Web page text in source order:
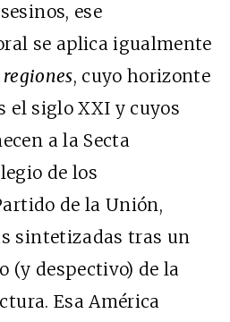
ese
se aplica igualmente
, cuyo horizonte
el siglo XXI y cuyos
a la Secta
de los
de la Unión,
sintetizadas tras un
(y despectivo) de la
Esa América